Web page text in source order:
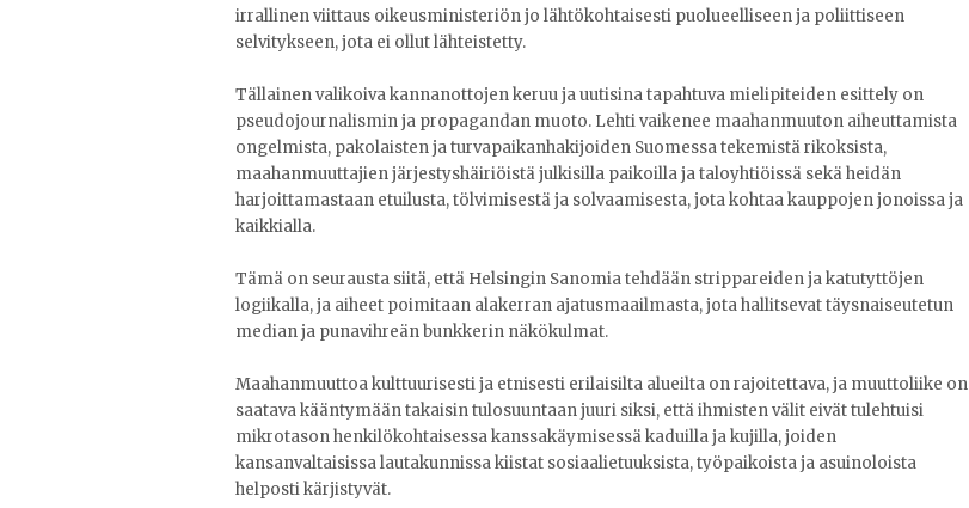
irrallinen viittaus oikeusministeriön jo lähtökohtaisesti puolueelliseen ja poliittiseen
selvitykseen, jota ei ollut lähteistetty.
Tällainen valikoiva kannanottojen keruu ja uutisina tapahtuva mielipiteiden esittely on
pseudojournalismin ja propagandan muoto. Lehti vaikenee maahanmuuton aiheuttamista
ongelmista, pakolaisten ja turvapaikanhakijoiden Suomessa tekemistä rikoksista,
maahanmuuttajien järjestyshäiriöistä julkisilla paikoilla ja taloyhtiöissä sekä heidän
harjoittamastaan etuilusta, tölvimisestä ja solvaamisesta, jota kohtaa kauppojen jonoissa ja
kaikkialla.
Tämä on seurausta siitä, että Helsingin Sanomia tehdään strippareiden ja katutyttöjen
logiikalla, ja aiheet poimitaan alakerran ajatusmaailmasta, jota hallitsevat täysnaiseutetun
median ja punavihreän bunkkerin näkökulmat.
Maahanmuuttoa kulttuurisesti ja etnisesti erilaisilta alueilta on rajoitettava, ja muuttoliike on
saatava kääntymään takaisin tulosuuntaan juuri siksi, että ihmisten välit eivät tulehtuisi
mikrotason henkilökohtaisessa kanssakäymisessä kaduilla ja kujilla, joiden
kansanvaltaisissa lautakunnissa kiistat sosiaalietuuksista, työpaikoista ja asuinoloista
helposti kärjistyvät.